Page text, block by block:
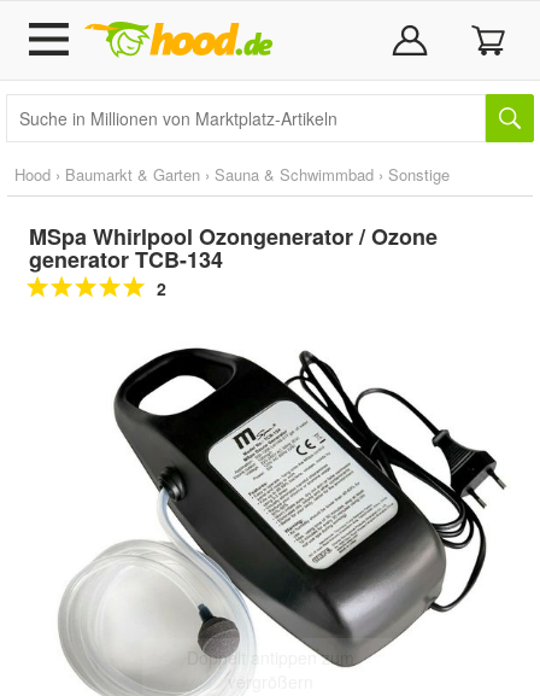
Hood › Baumarkt & Garten › Sauna & Schwimmbad › Sonstige
MSpa Whirlpool Ozongenerator / Ozone
generator TCB-134
2
Doppelt antippen zum
vergrößern